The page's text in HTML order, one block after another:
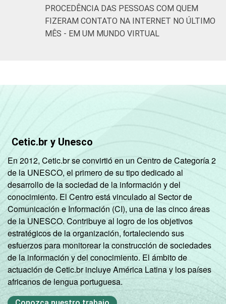
PROCEDÊNCIA DAS PESSOAS COM QUEM
FIZERAM CONTATO NA INTERNET NO ÚLTIMO
MÊS - EM UM MUNDO VIRTUAL
Cetic.br y Unesco
En 2012, Cetic.br se convirtió en un Centro de Categoría 2
de la UNESCO, el primero de su tipo dedicado al
desarrollo de la sociedad de la información y del
conocimiento. El Centro está vinculado al Sector de
Comunicación e Información (CI), una de las cinco áreas
de la UNESCO. Contribuye al logro de los objetivos
estratégicos de la organización, fortaleciendo sus
esfuerzos para monitorear la construcción de sociedades
de la información y del conocimiento. El ámbito de
actuación de Cetic.br incluye América Latina y los países
africanos de lengua portuguesa.